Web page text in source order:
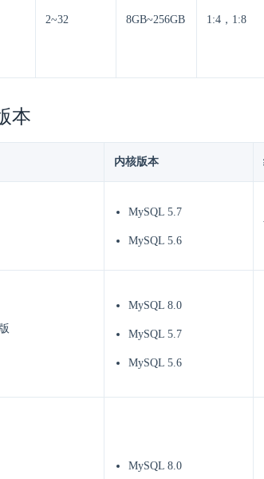
2~32 8GB~256GB 1:4，1:8
本
内核版本
MySQL 5.7
MySQL 5.6
MySQL 8.0
MySQL 5.7
MySQL 5.6
MySQL 8.0